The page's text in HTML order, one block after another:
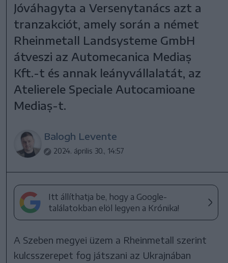
Jóváhagyta a Versenytanács azt a
tranzakciót, amely során a német
Rheinmetall Landsysteme GmbH
átveszi az Automecanica Mediaș
Kft.-t és annak leányvállalatát, az
Atelierele Speciale Autocamioane
Mediaș-t.
Balogh Levente
2024. április 30., 14:57
Itt állíthatja be, hogy a Google-
találatokban elöl legyen a Krónika!
A Szeben megyei üzem a Rheinmetall szerint
kulcsszerepet fog játszani az Ukrajnában